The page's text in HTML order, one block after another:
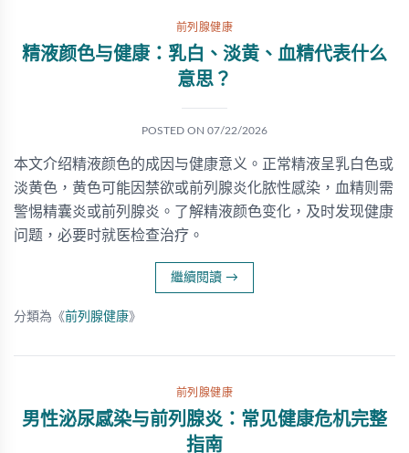
前列腺健康
精液颜色与健康：乳白、淡黄、血精代表什么
意思？
POSTED ON 07/22/2026
本文介绍精液颜色的成因与健康意义。正常精液呈乳白色或
淡黄色，黄色可能因禁欲或前列腺炎化脓性感染，血精则需
警惕精囊炎或前列腺炎。了解精液颜色变化，及时发现健康
问题，必要时就医检查治疗。
繼續閱讀 →
分類為《前列腺健康》
前列腺健康
男性泌尿感染与前列腺炎：常见健康危机完整
指南